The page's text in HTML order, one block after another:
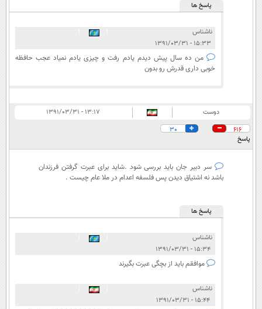
پاسخ ها
ناشناس
۱۵:۳۳ - ۱۳۹۱/۰۳/۳۱
من ده سال پیش دیدم یادم رفت و چیزی یادم نمیاد عجب حافظه
خوبی داری قدرش رو بدون
دوست
۱۳:۱۷ - ۱۳۹۱/۰۳/۳۱
616
30
پاسخ
سر دبیر جان باید بررسی شود .شاید برای عبرت گرفتن فرزندان
باشد نه اشتیاق دیدن پس فلسفه اعدام در ملا عام چیست .
پاسخ ها
ناشناس
۱۵:۳۴ - ۱۳۹۱/۰۳/۳۱
موافقم باید از بچگی عبرت بگیرند
ناشناس
۱۵:۴۴ - ۱۳۹۱/۰۳/۳۱